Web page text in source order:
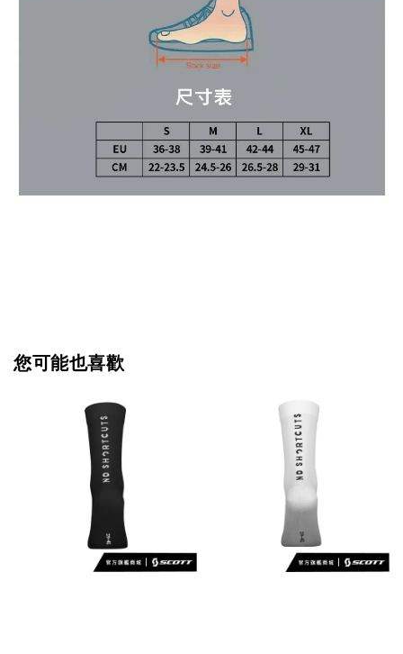
您可能也喜歡